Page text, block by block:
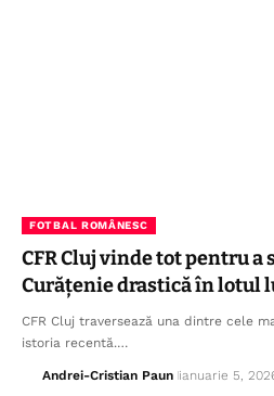
FOTBAL ROMÂNESC
CFR Cluj vinde tot pentru a
Curățenie drastică în lotul
CFR Cluj traversează una dintre cele
istoria recentă.…
Andrei-Cristian Paun ianuarie 5,